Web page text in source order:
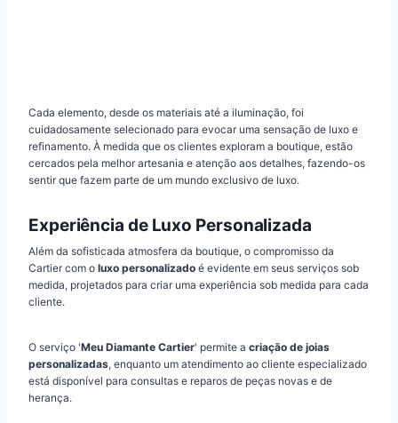
Cada elemento, desde os materiais até a iluminação, foi
cuidadosamente selecionado para evocar uma sensação de luxo e
refinamento. À medida que os clientes exploram a boutique, estão
cercados pela melhor artesania e atenção aos detalhes, fazendo-os
sentir que fazem parte de um mundo exclusivo de luxo.
Experiência de Luxo Personalizada
Além da sofisticada atmosfera da boutique, o compromisso da
Cartier com o luxo personalizado é evidente em seus serviços sob
medida, projetados para criar uma experiência sob medida para cada
cliente.
O serviço 'Meu Diamante Cartier' permite a criação de joias
personalizadas, enquanto um atendimento ao cliente especializado
está disponível para consultas e reparos de peças novas e de
herança.